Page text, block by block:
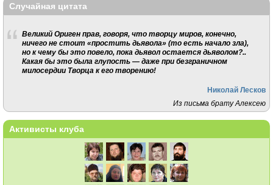
Случайная цитата
Великий Ориген прав, говоря, что творцу миров, конечно,
ничего не стоит «простить дьявола» (то есть начало зла),
но к чему бы это повело, пока дьявол остается дьяволом?..
Какая бы это была глупость — даже при безграничном
милосердии Творца к его творению!
Николай Лесков
Из письма брату Алексею
Активисты клуба